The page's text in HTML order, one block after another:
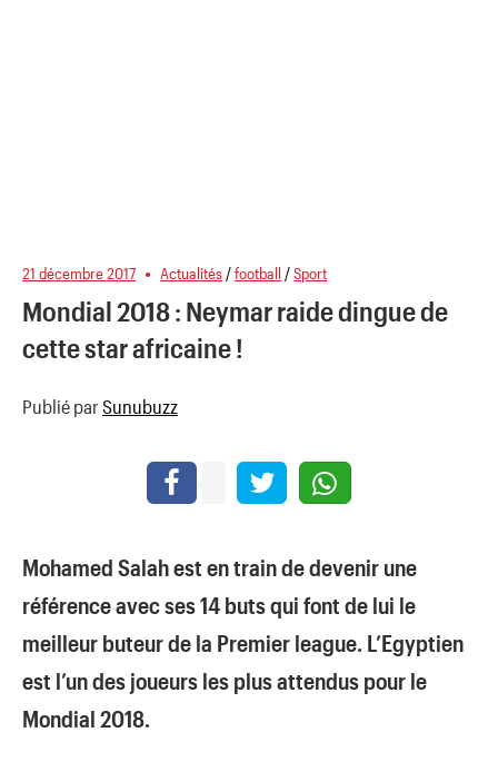
21 décembre 2017 Actualités /football /Sport
Mondial 2018 : Neymar raide dingue de
cette star africaine !
Publié par Sunubuzz
Mohamed Salah est en train de devenir une
référence avec ses 14 buts qui font de lui le
meilleur buteur de la Premier league. L’Egyptien
est l’un des joueurs les plus attendus pour le
Mondial 2018.